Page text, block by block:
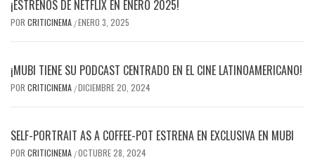
¡ESTRENOS DE NETFLIX EN ENERO 2025!
POR CRITICINEMA /ENERO 3, 2025
¡MUBI TIENE SU PODCAST CENTRADO EN EL CINE LATINOAMERICANO!
POR CRITICINEMA /DICIEMBRE 20, 2024
SELF-PORTRAIT AS A COFFEE-POT ESTRENA EN EXCLUSIVA EN MUBI
POR CRITICINEMA /OCTUBRE 28, 2024